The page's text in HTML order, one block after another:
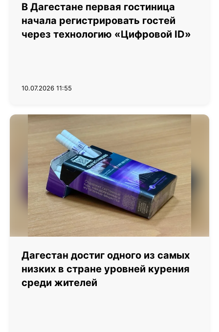
В Дагестане первая гостиница
начала регистрировать гостей
через технологию «Цифровой ID»
10.07.2026 11:55
Дагестан достиг одного из самых
низких в стране уровней курения
среди жителей